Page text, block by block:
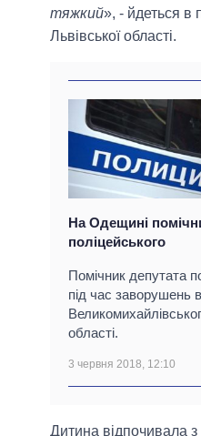
тяжкий», - йдеться в
Львівської області.
На Одещині
поліцейського
Помічник депутата
під час заворушень
області.
3 червня 2018, 12:10
Дитина відпочивала з